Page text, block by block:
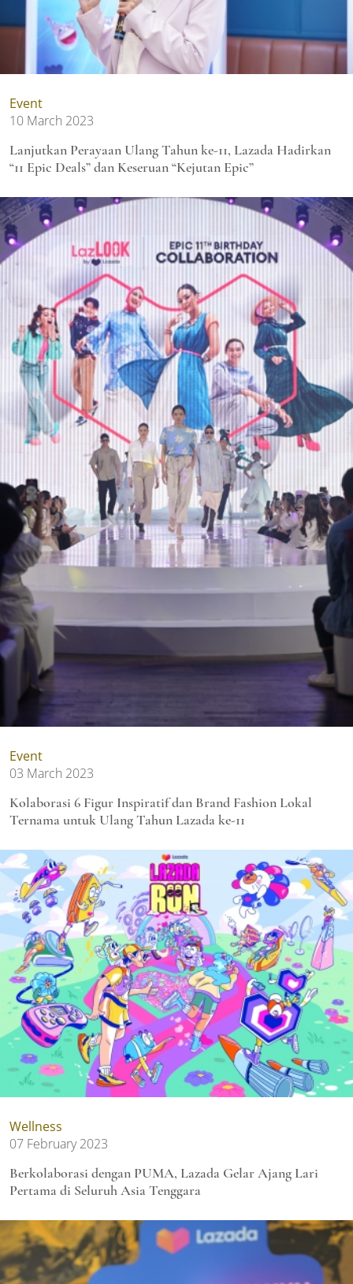
Event
10 March 2023
Lanjutkan Perayaan Ulang Tahun ke-11, Lazada Hadirkan
“11 Epic Deals” dan Keseruan “Kejutan Epic”
Event
03 March 2023
Kolaborasi 6 Figur Inspiratif dan Brand Fashion Lokal
Ternama untuk Ulang Tahun Lazada ke-11
Wellness
07 February 2023
Berkolaborasi dengan PUMA, Lazada Gelar Ajang Lari
Pertama di Seluruh Asia Tenggara